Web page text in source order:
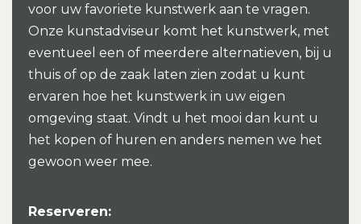
voor uw favoriete kunstwerk aan te vragen.
Onze kunstadviseur komt het kunstwerk, met
eventueel een of meerdere alternatieven, bij u
thuis of op de zaak laten zien zodat u kunt
ervaren hoe het kunstwerk in uw eigen
omgeving staat. Vindt u het mooi dan kunt u
het kopen of huren en anders nemen we het
gewoon weer mee.
Reserveren: